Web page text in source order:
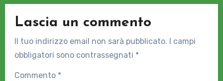
Lascia un commento
Il tuo indirizzo email non sarà pubblicato. I campi
obbligatori sono contrassegnati *
Commento *